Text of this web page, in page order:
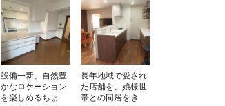
設備一新、自然豊
かなロケーション
を楽しめるちょ
長年地域で愛され
た店舗を、娘様世
帯との同居をき